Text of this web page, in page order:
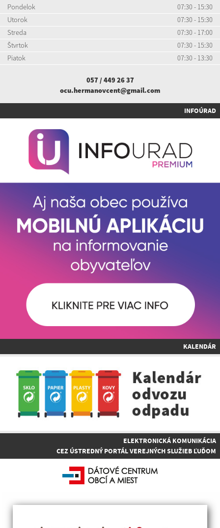
Pondelok
07:30 - 15:30
Utorok
07:30 - 15:30
Streda
07:30 - 17:00
Štvrtok
07:30 - 15:30
Piatok
07:30 - 13:30
057 / 449 26 37
ocu.hermanovcent@gmail.com
INFOÚRAD
KALENDÁR
ELEKTRONICKÁ KOMUNIKÁCIA
CEZ ÚSTREDNÝ PORTÁL VEREJNÝCH SLUŽIEB ĽUĎOM